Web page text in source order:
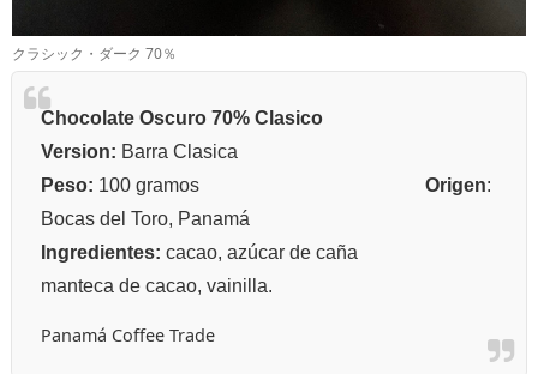
クラシック・ダーク 70％
Chocolate Oscuro 70% Clasico
Version: Barra Clasica
Peso: 100 gramos Origen:
Bocas del Toro, Panamá
Ingredientes: cacao, azúcar de caña
manteca de cacao, vainilla.
Panamá Coffee Trade